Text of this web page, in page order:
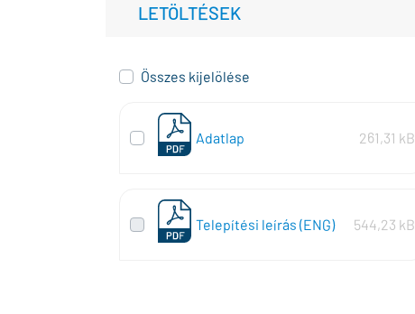
LETÖLTÉSEK
Összes kijelölése
Adatlap 261,31 kB
Telepítési leírás (ENG) 544,23 kB